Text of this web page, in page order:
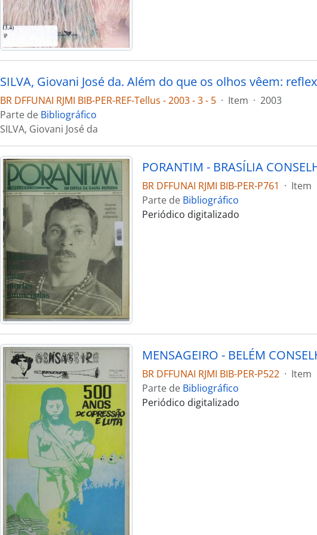
BR DFFUNAI RJMI BIB-PER-REF-Tellus - 2003 - 3 - 5 · Item · 2003
Parte de Bibliográfico
SILVA, Giovani José da
BR DFFUNAI RJMI BIB-PER-P761 · Item
Parte de Bibliográfico
Periódico digitalizado
BR DFFUNAI RJMI BIB-PER-P522 · Item
Parte de Bibliográfico
Periódico digitalizado